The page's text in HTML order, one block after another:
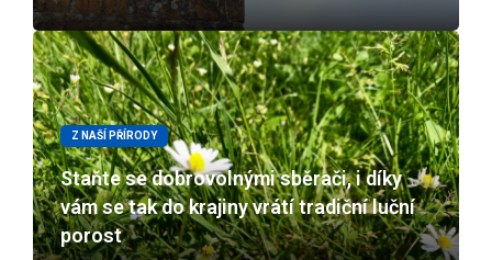
Z NAŠÍ PŘÍRODY
Staňte se dobrovolnými sběrači, i díky
vám se tak do krajiny vrátí tradiční luční
porost